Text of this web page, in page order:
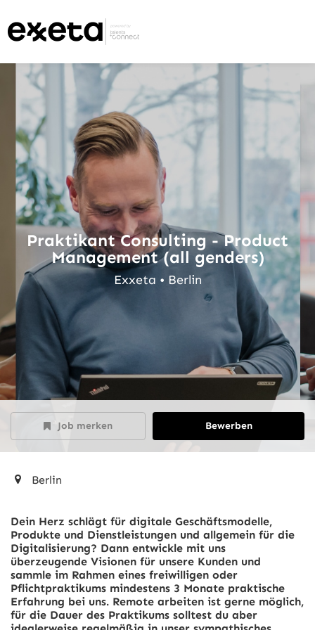
Praktikant Consulting - Product
Management (all genders)
Exxeta • Berlin
Job merken Bewerben
Berlin
Dein Herz schlägt für digitale Geschäftsmodelle,
Produkte und Dienstleistungen und allgemein für die
Digitalisierung? Dann entwickle mit uns
überzeugende Visionen für unsere Kunden und
sammle im Rahmen eines freiwilligen oder
Pflichtpraktikums mindestens 3 Monate praktische
Erfahrung bei uns. Remote arbeiten ist gerne möglich,
für die Dauer des Praktikums solltest du aber